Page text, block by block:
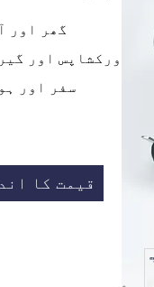
گھر اور
ورکشاپس اور
سفر اور
قیمت کا